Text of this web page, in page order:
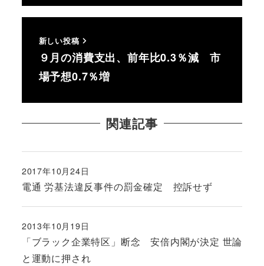
新しい投稿
９月の消費支出、前年比0.3％減 市
場予想0.7％増
関連記事
電通 労基法違反事件の罰金確定 控訴せず
投稿日
2017年10月24日
「ブラック企業特区」断念 安倍内閣が決定 世論
と運動に押され
投稿日
2013年10月19日